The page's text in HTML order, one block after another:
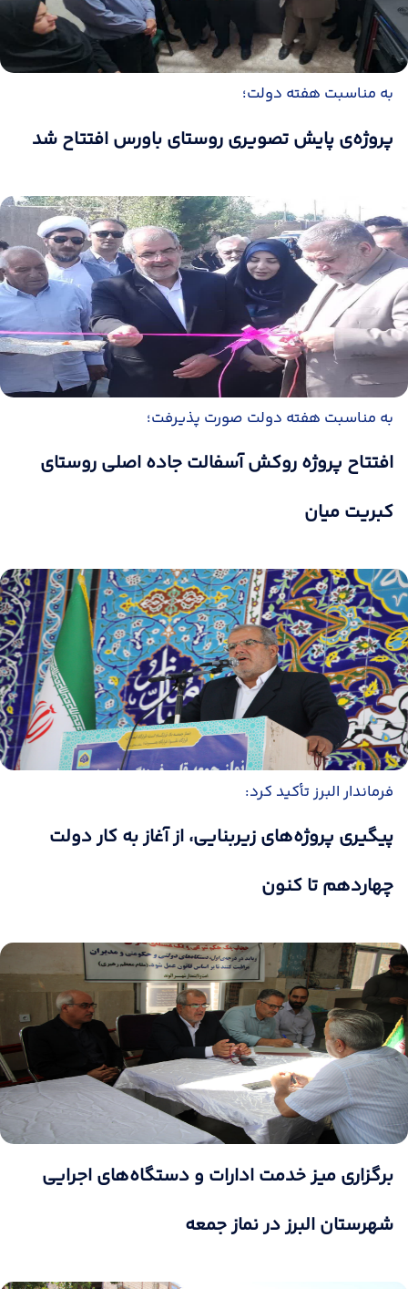
به مناسبت هفته دولت؛
پروژه‌ی پایش تصویری روستای باورس افتتاح شد
به مناسبت هفته دولت صورت پذیرفت؛
افتتاح پروژه روکش آسفالت جاده اصلی روستای
کبریت میان
فرماندار البرز تأکید کرد:
پیگیری پروژه‌های زیربنایی، از آغاز به کار دولت
چهاردهم تا کنون
برگزاری میز خدمت ادارات و دستگاه‌های اجرایی
شهرستان البرز در نماز جمعه